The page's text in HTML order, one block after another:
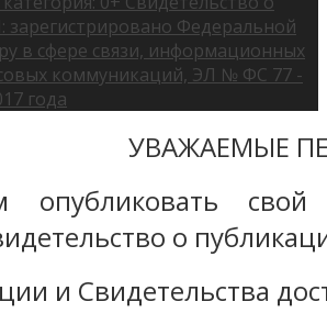
зарегистрировано Федеральной
в сфере связи, информационных
коммуникаций, ЭЛ № ФС 77 -
года
УВАЖАЕМЫЕ
опубликовать
о
и Свидетельства